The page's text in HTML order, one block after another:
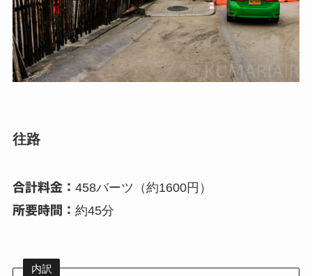
往路
合計料金： 458バーツ（約1600円）
所要時間： 約45分
内訳